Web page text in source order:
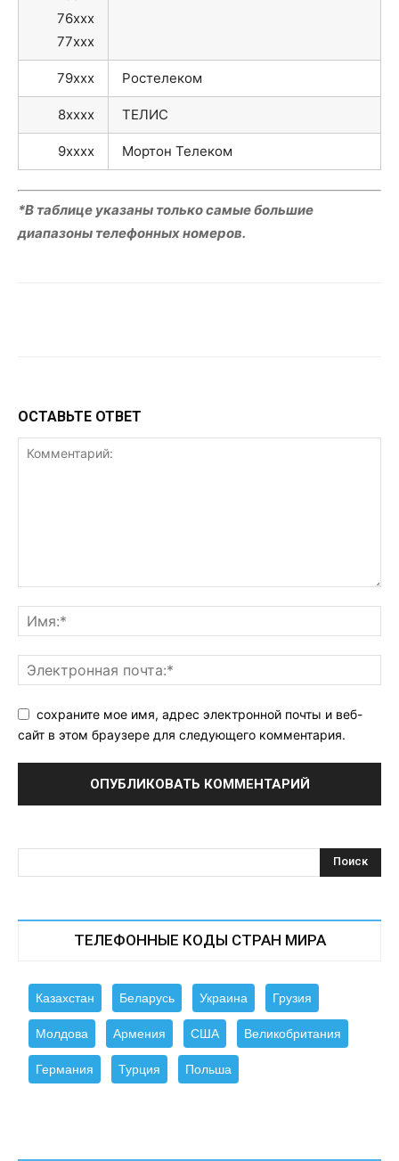
76xxx
77xxx
79xxx Ростелеком
8xxxx ТЕЛИС
9xxxx Мортон Телеком
*В таблице указаны только самые большие
диапазоны телефонных номеров.
ОСТАВЬТЕ ОТВЕТ
сохраните мое имя, адрес электронной почты и веб-
сайт в этом браузере для следующего комментария.
ТЕЛЕФОННЫЕ КОДЫ СТРАН МИРА
Казахстан Беларусь Украина Грузия
Молдова Армения США Великобритания
Германия Турция Польша